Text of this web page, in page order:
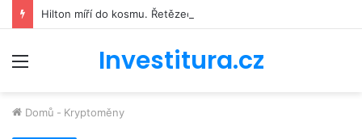
Investitura.cz
Domů - Kryptoměny